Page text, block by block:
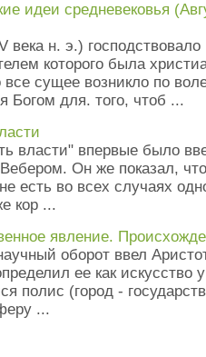
идеи средневековья
века н. э.) господствовало
которого была
все сущее возникло по
Богом для. того, чтоб ...
власти" впервые было
Он же по­казал,
есть во всех случаях
кор ...
явление.
оборот ввел
ее как искусство
полис (город -
...